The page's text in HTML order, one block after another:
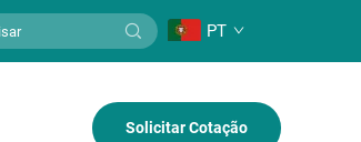
PT
Solicitar Cotação